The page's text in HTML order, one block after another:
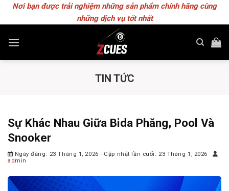
SkipNơi bạn được trải nghiệm những sản phẩm chính hãng cùng
những dịch vụ tốt nhất
TIN TỨC
Sự Khác Nhau Giữa Bida Phăng, Pool Và
Snooker
Ngày đăng: 23 Tháng 1, 2026 - Cập nhật lần cuối: 23 Tháng 1, 2026
admin